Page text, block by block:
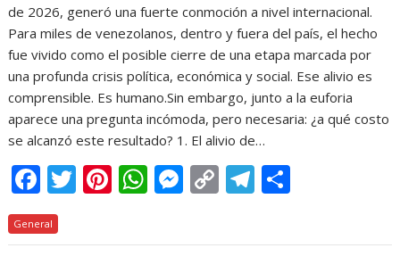
de 2026, generó una fuerte conmoción a nivel internacional.
Para miles de venezolanos, dentro y fuera del país, el hecho
fue vivido como el posible cierre de una etapa marcada por
una profunda crisis política, económica y social. Ese alivio es
comprensible. Es humano.Sin embargo, junto a la euforia
aparece una pregunta incómoda, pero necesaria: ¿a qué costo
se alcanzó este resultado? 1. El alivio de…
F
ac
e
T
itt
Pi
er
W
at
M
ss
C
p
T
e m
General